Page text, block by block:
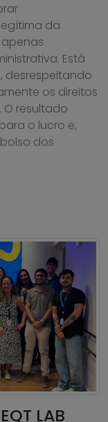
da
Está
desrespeitando
os direitos
resultado
o lucro e,
dos
LAB